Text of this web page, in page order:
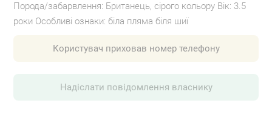
Порода/забарвлення: Британець, сірого кольору Вік: 3.5
роки Особливі ознаки: біла пляма біля шиї
Користувач приховав номер телефону
Надіслати повідомлення власнику